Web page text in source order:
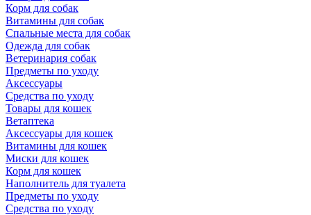
Корм для собак
Витамины для собак
Спальные места для собак
Одежда для собак
Ветеринария собак
Предметы по уходу
Аксессуары
Средства по уходу
Товары для кошек
Ветаптека
Аксессуары для кошек
Витамины для кошек
Миски для кошек
Корм для кошек
Наполнитель для туалета
Предметы по уходу
Средства по уходу